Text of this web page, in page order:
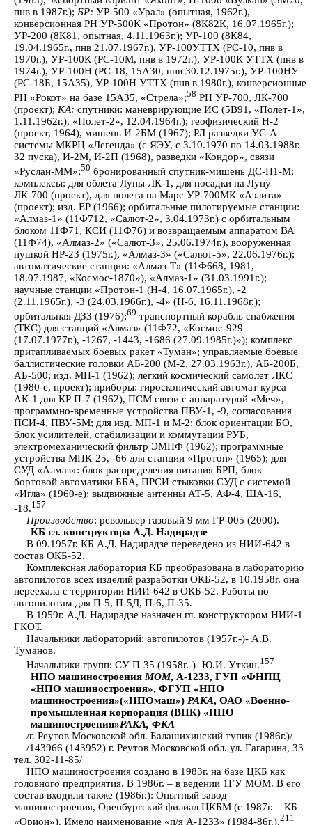
пнв в 1987г.); БР: УР-500 «Урал» (опытная, 1962г.),
конверсионная РН УР-500К «Протон» (8К82К, 16.07.1965г.);
УР-200 (8К81, опытная, 4.11.1963г.); УР-100 (8К84,
19.04.1965г., пнв 21.07.1967г.), УР-100УТТХ (РС-10, пнв в
1970г.), УР-100К (РС-10М, пнв в 1972г.), УР-100К УТТХ (пнв в
1974г.), УР-100Н (РС-18, 15А30, пнв 30.12.1975г.), УР-100НУ
(РС-18Б, 15А35), УР-100Н УТТХ (пнв в 1980г.), конверсионные
РН «Рокот» на базе 15А35, «Стрела»;58 РН УР-700, ЛК-700
(проект); КА: спутники: маневрирующие ИС (5В91, «Полет-1»,
1.11.1962г.), «Полет-2», 12.04.1964г.); геофизический Н-2
(проект, 1964), мишень И-2БМ (1967); РЛ разведки УС-А
системы МКРЦ «Легенда» (с ЯЭУ, с 3.10.1970 по 14.03.1988г.
32 пуска), И-2М, И-2П (1968), разведки «Кондор», связи
«Руслан-ММ»;50 бронированный спутник-мишень ДС-П1-М;
комплексы: для облета Луны ЛК-1, для посадки на Луну
ЛК-700 (проект), для полета на Марс УР-700МК «Аэлита»
(проект); изд. ЕР (1966); орбитальные пилотируемые станции:
«Алмаз-1» (11Ф712, «Салют-2», 3.04.1973г.) с орбитальным
блоком 11Ф71, КСИ (11Ф76) и возвращаемым аппаратом ВА
(11Ф74), «Алмаз-2» («Салют-3», 25.06.1974г.), вооруженная
пушкой НР-23 (1975г.), «Алмаз-3» («Салют-5», 22.06.1976г.);
автоматические станции: «Алмаз-Т» (11Ф668, 1981,
18.07.1987, «Космос-1870»), «Алмаз-1» (31.03.1991г.);
научные станции «Протон-1 (Н-4, 16.07.1965г.), -2
(2.11.1965г.), -3 (24.03.1966г.), -4» (Н-6, 16.11.1968г.);
орбитальная ДЗЗ (1976);69 транспортный корабль снабжения
(ТКС) для станций «Алмаз» (11Ф72, «Космос-929
(17.07.1977г.), -1267, -1443, -1686 (27.09.1985г.)»); комплекс
притапливаемых боевых ракет «Туман»; управляемые боевые
баллистические головки АБ-200 (М-2, 27.03.1963г.), АБ-200Б,
АБ-500; изд. МП-1 (1962); легкий космический самолет ЛКС
(1980-е, проект); приборы: гироскопический автомат курса
АК-1 для КР П-7 (1962), ПСМ связи с аппаратурой «Меч»,
программно-временные устройства ПВУ-1, -9, согласования
ПСИ-4, ПВУ-5М; для изд. МП-1 и М-2: блок ориентации БО,
блок усилителей, стабилизации и коммутации РУБ,
электромеханический фильтр ЭМНФ (1962); программные
устройства МПК-25, -66 для станции «Протон» (1965); для
СУД «Алмаз»: блок распределения питания БРП, блок
бортовой автоматики ББА, ПРСИ стыковки СУД с системой
«Игла» (1960-е); выдвижные антенны АТ-5, АФ-4, ША-16,
-18.157
Производство: револьвер газовый 9 мм ГР-005 (2000).
КБ гл. конструктора А.Д. Надирадзе
В 09.1957г. КБ А.Д. Надирадзе переведено из НИИ-642 в
состав ОКБ-52.
Комплексная лаборатория КБ преобразована в лабораторию
автопилотов всех изделий разработки ОКБ-52, в 10.1958г. она
переехала с территории НИИ-642 в ОКБ-52. Работы по
автопилотам для П-5, П-5Д, П-6, П-35.
В 1959г. А.Д. Надирадзе назначен гл. конструктором НИИ-1
ГКОТ.
Начальники лабораторий: автопилотов (1957г.-)- А.В.
Туманов.
Начальники групп: СУ П-35 (1958г.-)- Ю.И. Уткин.157
НПО машиностроения МОМ, А-1233, ГУП «ФНПЦ
«НПО машиностроения», ФГУП «НПО
машиностроения»(«НПОмаш») РАКА, ОАО «Военно-
промышленная корпорация (ВПК) «НПО
машиностроения»РАКА, ФКА
/г. Реутов Московской обл. Балашихинский тупик (1986г.)/
/143966 (143952) г. Реутов Московской обл. ул. Гагарина, 33
тел. 302-11-85/
НПО машиностроения создано в 1983г. на базе ЦКБ как
головного предприятия. В 1986г. – в ведении 1ГУ МОМ. В его
состав входили также (1986г.): Опытный завод
машиностроения, Оренбургский филиал ЦКБМ (с 1987г. – КБ
«Орион»). Имело наименование «п/я А-1233» (1984-86г.).211